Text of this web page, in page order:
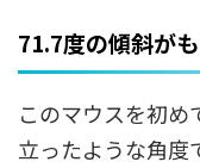
71.7度の傾斜が
このマウスを初め
立ったような角度